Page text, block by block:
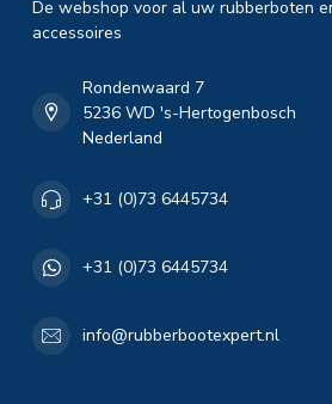
De webshop voor al uw rubberboten
accessoires
Rondenwaard 7
5236 WD 's-Hertogenbosch
Nederland
+31 (0)73 6445734
+31 (0)73 6445734
info@rubberbootexpert.nl